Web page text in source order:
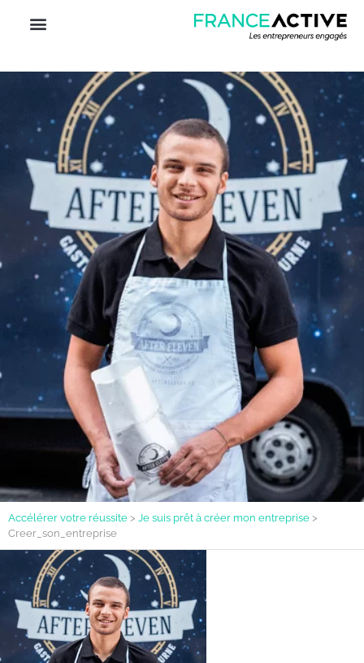
Accélérer votre réussite > Je suis prêt à créer mon entreprise >
Creer_son_entreprise